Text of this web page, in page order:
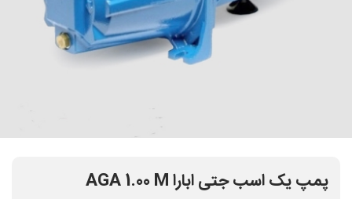
پمپ یک اسب جتی ابارا AGA 1.00 M